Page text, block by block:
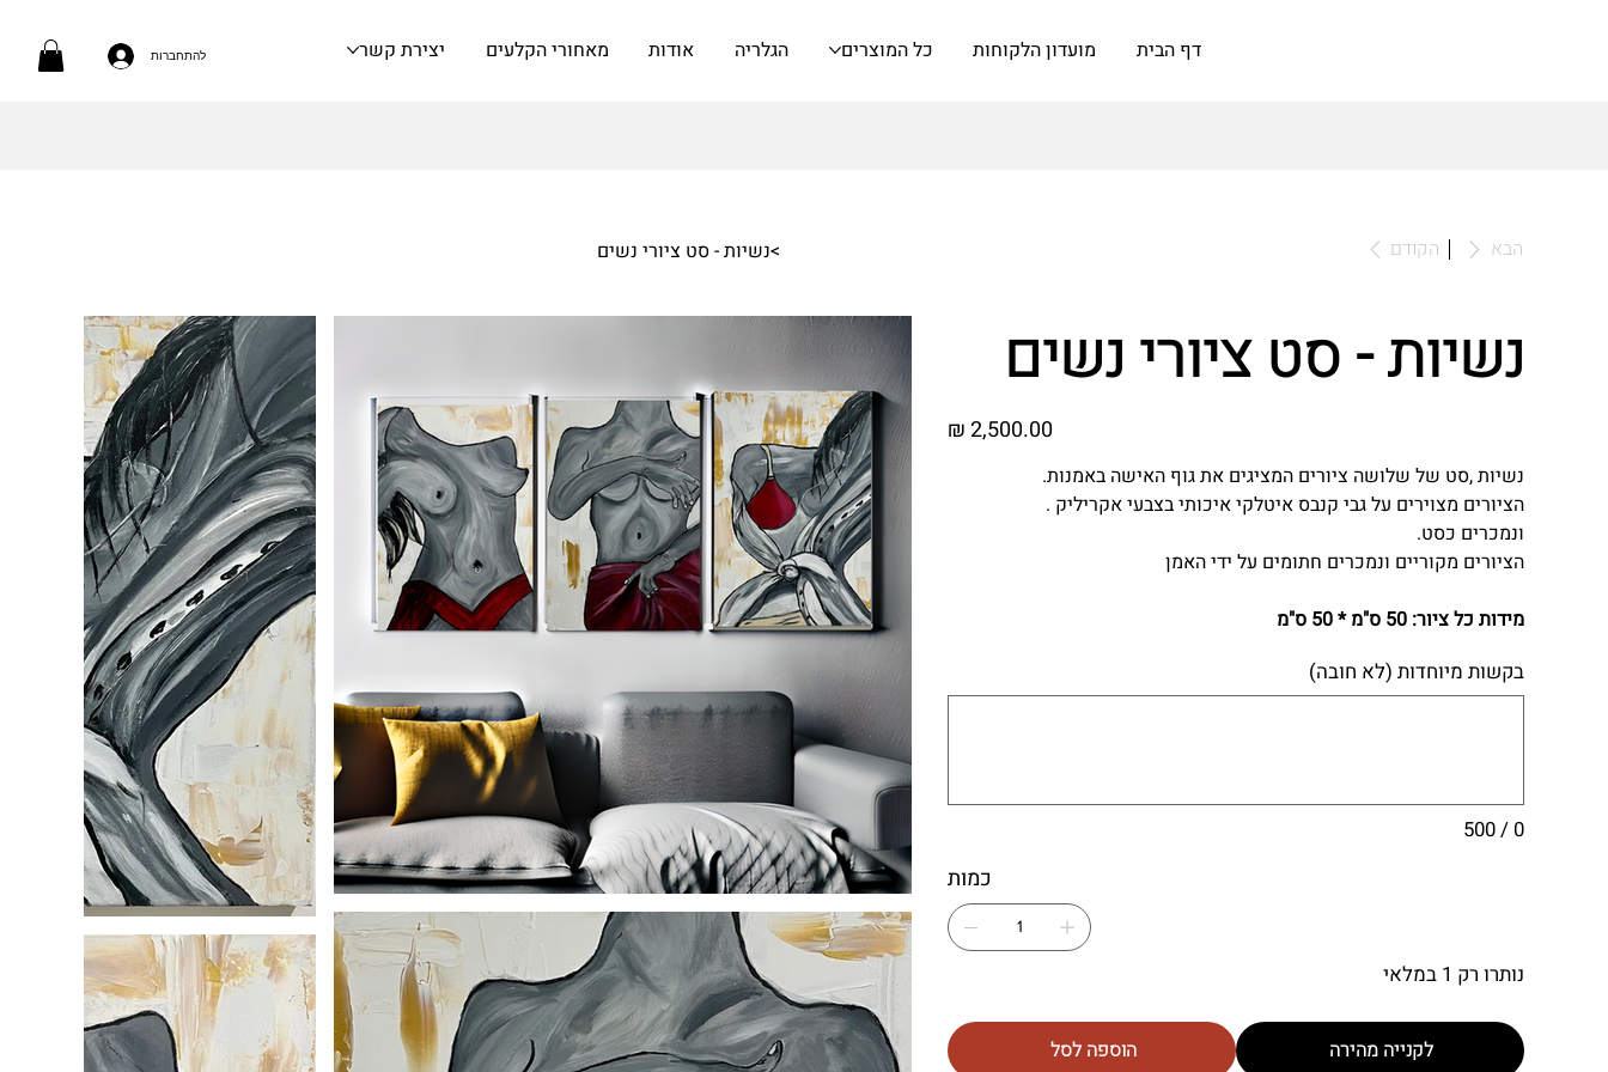
דף הבית מועדון הלקוחות כל המוצרים הגלריה אודות מאחורי הקלעים יצירת קשר להתחברות
>נשיות - סט ציורי נשים הקודם הבא
נשיות - סט ציורי נשים
מחיר
נשיות ,סט של שלושה ציורים המציגים את גוף האישה באמנות.
הציורים מצוירים על גבי קנבס איטלקי איכותי בצבעי אקריליק .
ונמכרים כסט.
הציורים מקוריים ונמכרים חתומים על ידי האמן
מידות כל ציור: 50 ס"מ * 50 ס"מ
בקשות מיוחדות (לא חובה)
0 / 500
כמות
נותרו רק 1 במלאי
הוספה לסל לקנייה מהירה